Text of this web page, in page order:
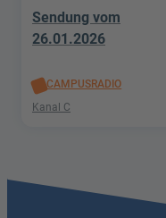
Sendung vom
26.01.2026
CAMPUSRADIO
Kanal C